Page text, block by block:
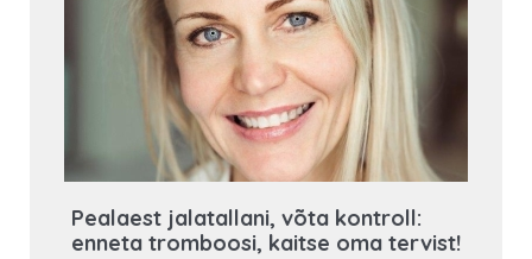
Pealaest jalatallani, võta kontroll:
enneta tromboosi, kaitse oma tervist!